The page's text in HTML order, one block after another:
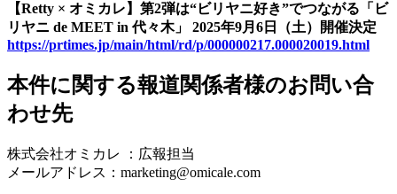
【Retty × オミカレ】第2弾は“ビリヤニ好き”でつながる「ビ
リヤニ de MEET in 代々木」 2025年9月6日（土）開催決定
https://prtimes.jp/main/html/rd/p/000000217.000020019.html
本件に関する報道関係者様のお問い合
わせ先
株式会社オミカレ ：広報担当
メールアドレス：marketing@omicale.com